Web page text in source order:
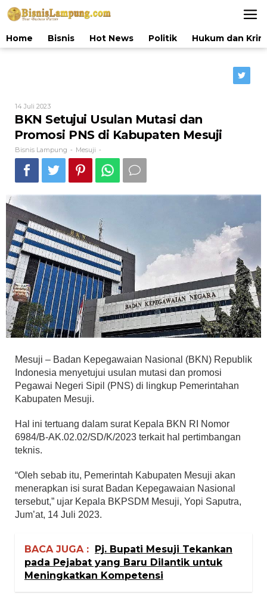
Lewati
ke
Home
Bisnis Hot News Politik Hukum dan
14 Juli 2023Oleh
Bisnis
Lampung
BKN Setujui Usulan Mutasi dan
Promosi PNS di Kabupaten Mesuji
Bisnis Lampung - Mesuji -
Mesuji – Badan Kepegawaian Nasional (BKN) Republik
Indonesia menyetujui usulan mutasi dan promosi
Pegawai Negeri Sipil (PNS) di lingkup Pemerintahan
Kabupaten Mesuji.
Hal ini tertuang dalam surat Kepala BKN RI Nomor
6984/B-AK.02.02/SD/K/2023 terkait hal pertimbangan
teknis.
“Oleh sebab itu, Pemerintah Kabupaten Mesuji akan
menerapkan isi surat Badan Kepegawaian Nasional
tersebut,” ujar Kepala BKPSDM Mesuji, Yopi Saputra,
Jum’at, 14 Juli 2023.
BACA JUGA :
Pj. Bupati Mesuji Tekankan
pada Pejabat yang Baru Dilantik untuk
Meningkatkan Kompetensi